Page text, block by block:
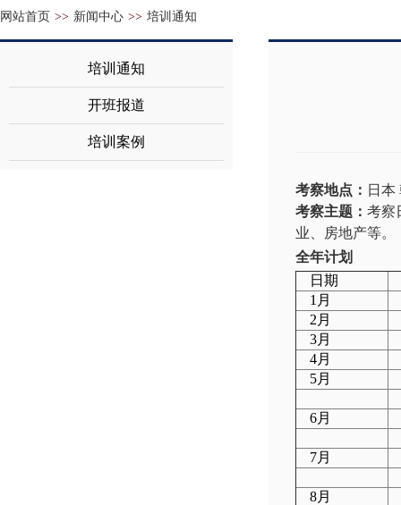
网站首页 >> 新闻中心 >> 培训通知
培训通知
开班报道
培训案例
考察地点： 日本
考察主题： 考察
业、房地产等。
全年计划
日期
1月
2月
3月
4月
5月
6月
7月
8月